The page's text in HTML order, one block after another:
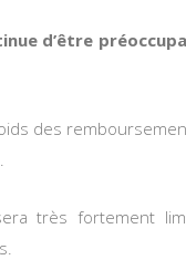
d’être
des
très fortement